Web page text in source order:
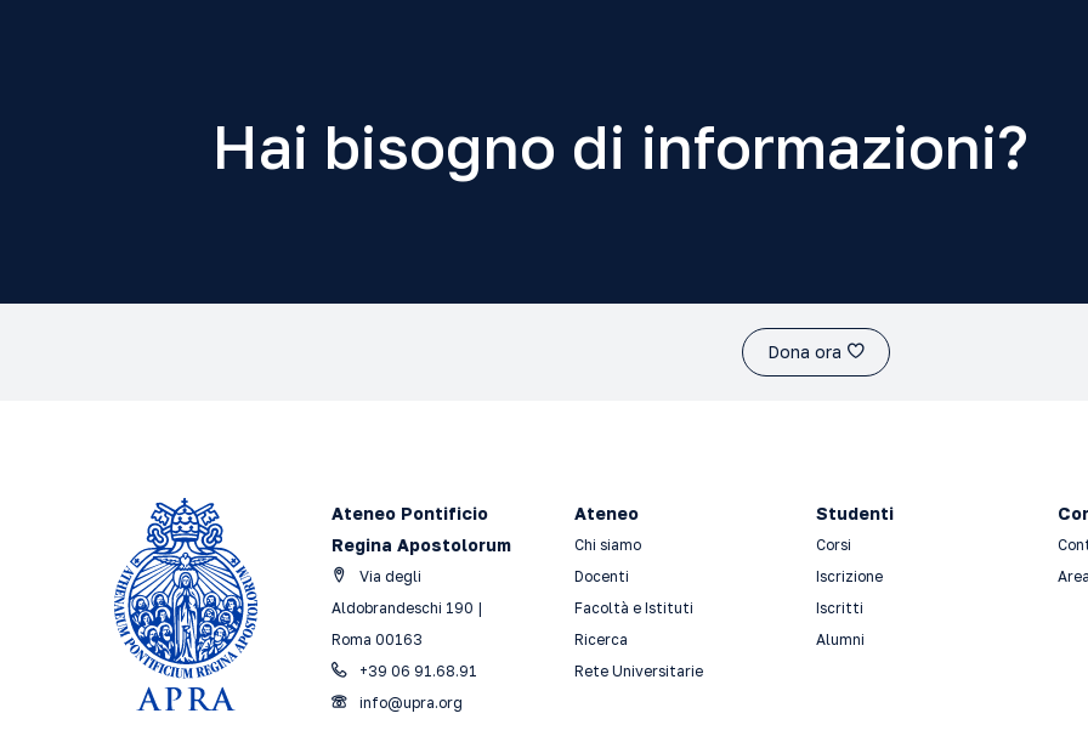
Hai bisogno di informazioni?
Dona ora
Ateneo Pontificio
Regina Apostolorum
Via degli
Aldobrandeschi 190 |
Roma 00163
+39 06 91.68.91
info@upra.org
Ateneo
Chi siamo
Docenti
Facoltà e Istituti
Ricerca
Rete Universitarie
Studenti
Corsi
Iscrizione
Iscritti
Alumni